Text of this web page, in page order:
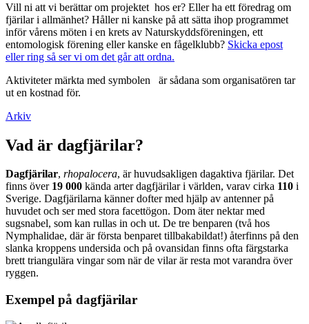
Vill ni att vi berättar om projektet hos er? Eller ha ett föredrag om
fjärilar i allmänhet? Håller ni kanske på att sätta ihop programmet
inför vårens möten i en krets av Naturskyddsföreningen, ett
entomologisk förening eller kanske en fågelklubb? Skicka epost
eller ring så ser vi om det går att ordna.
Aktiviteter märkta med symbolen
är sådana som organisatören tar
ut en kostnad för.
Arkiv
Vad är dagfjärilar?
Dagfjärilar, rhopalocera, är huvudsakligen dagaktiva fjärilar. Det
finns över 19 000 kända arter dagfjärilar i världen, varav cirka 110 i
Sverige. Dagfjärilarna känner dofter med hjälp av antenner på
huvudet och ser med stora facettögon. Dom äter nektar med
sugsnabel, som kan rullas in och ut. De tre benparen (två hos
Nymphalidae, där är första benparet tillbakabildat!) återfinns på den
slanka kroppens undersida och på ovansidan finns ofta färgstarka
brett triangulära vingar som när de vilar är resta mot varandra över
ryggen.
Exempel på dagfjärilar